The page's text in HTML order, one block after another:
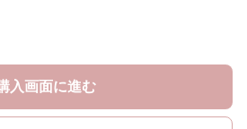
入画面に進む